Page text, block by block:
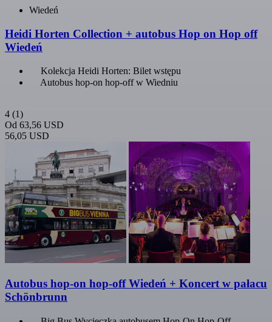
Wiedeń
Heidi Horten Collection + autobus Hop on Hop off
Wiedeń
Kolekcja Heidi Horten: Bilet wstępu
Autobus hop-on hop-off w Wiedniu
4 (1)
Od 63,56 USD
56,05 USD
Autobus hop-on hop-off Wiedeń + Koncert w pałacu
Schönbrunn